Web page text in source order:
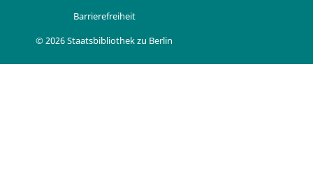
Barrierefreiheit
© 2026 Staatsbibliothek zu Berlin